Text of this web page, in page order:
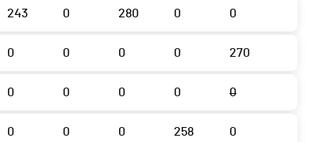
243 0 280 0 0
0 0 0 0 270
0 0 0 0 0
0 0 0 258 0